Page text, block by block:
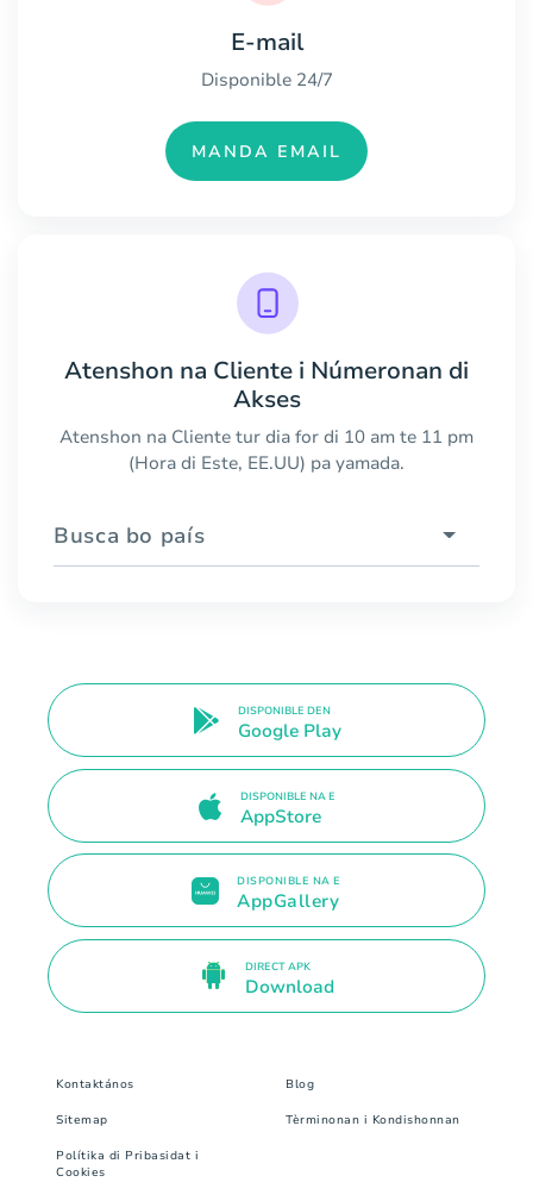
E-mail
Disponible 24/7
MANDA EMAIL
Atenshon na Cliente i Númeronan di
Akses
Atenshon na Cliente tur dia for di 10 am te 11 pm
(Hora di Este, EE.UU) pa yamada.
Busca bo país
DISPONIBLE DEN
Google Play
DISPONIBLE NA E
AppStore
DISPONIBLE NA E
AppGallery
DIRECT APK
Download
Kontaktános Blog
Sitemap Tèrminonan i Kondishonnan
Polítika di Pribasidat i
Cookies